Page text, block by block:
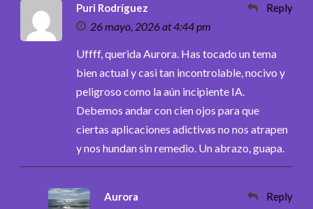
Puri Rodríguez
26 mayo, 2026 at 4:44 pm
Reply
Uffff, querida Aurora. Has tocado un tema
bien actual y casi tan incontrolable, nocivo y
peligroso como la aún incipiente IA.
Debemos andar con cien ojos para que
ciertas aplicaciones adictivas no nos atrapen
y nos hundan sin remedio. Un abrazo, guapa.
Aurora Reply